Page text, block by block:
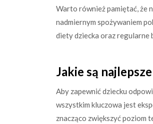
Warto również pamiętać, że
nadmiernym spożywaniem
diety dziecka oraz regularne
Jakie są
Aby zapewnić dziecku
wszystkim kluczowa jest
znacząco zwiększyć poziom